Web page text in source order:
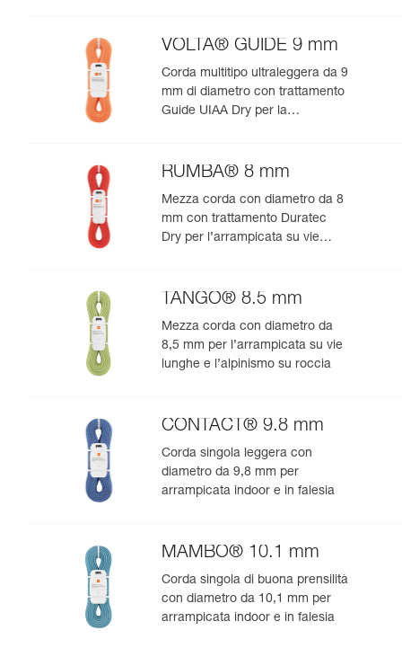
VOLTA® GUIDE 9 mm
Corda multitipo ultraleggera da 9
mm di diametro con trattamento
Guide UIAA Dry per la
RUMBA® 8 mm
Mezza corda con diametro da 8
mm con trattamento Duratec
Dry per l’arrampicata su vie
TANGO® 8.5 mm
Mezza corda con diametro da
8,5 mm per l’arrampicata su vie
lunghe e l’alpinismo su roccia
CONTACT® 9.8 mm
Corda singola leggera con
diametro da 9,8 mm per
arrampicata indoor e in falesia
MAMBO® 10.1 mm
Corda singola di buona prensilità
con diametro da 10,1 mm per
arrampicata indoor e in falesia